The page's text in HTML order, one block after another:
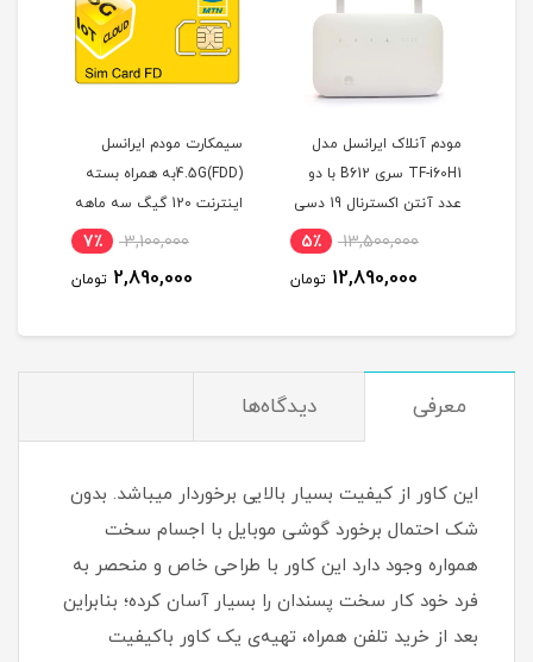
مودم آنلاک ایرانسل مدل
TF-i60H1 سری B612 با دو
عدد آنتن اکسترنال 19 دسی
13,500,000 5٪
12,890,000 تومان
سیمکارت مودم ایرانسل
4.5G(FDD)به همراه بسته
اینترنت 120 گیگ سه ماهه
(مخصوص مودم )
3,100,000 7٪
2,890,000 تومان
معرفی دیدگاه‌ها
این کاور از کیفیت بسیار بالایی برخوردار میباشد. بدون
شک احتمال برخورد گوشی موبایل با اجسام سخت
همواره وجود دارد این کاور با طراحی خاص و منحصر به
فرد خود کار سخت پسندان را بسیار آسان کرده؛ بنابراین
بعد از خرید تلفن همراه، تهیه‌ی یک کاور با‌کیفیت